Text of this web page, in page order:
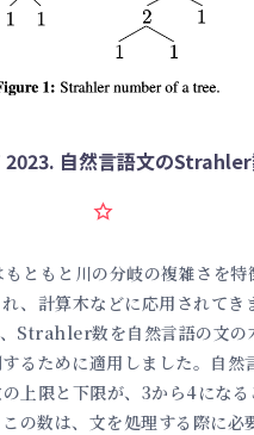
2023. 自然言語文の
ともと川の分岐の複雑さを特
、計算木などに応用されてき
Strahler数を自然言語の文の
るために適用しました。自然
上限と下限が、3から4になる
の数は、文を処理する際に必